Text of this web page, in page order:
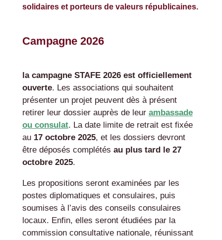
solidaires et porteurs de valeurs républicaines.
Campagne 2026
la campagne STAFE 2026 est officiellement
ouverte. Les associations qui souhaitent
présenter un projet peuvent dès à présent
retirer leur dossier auprès de leur ambassade
ou consulat. La date limite de retrait est fixée
au 17 octobre 2025, et les dossiers devront
être déposés complétés au plus tard le 27
octobre 2025.
Les propositions seront examinées par les
postes diplomatiques et consulaires, puis
soumises à l’avis des conseils consulaires
locaux. Enfin, elles seront étudiées par la
commission consultative nationale, réunissant